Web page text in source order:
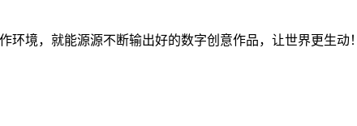
境，就能源源不断输出好的数字创意作品，让世界更生动！